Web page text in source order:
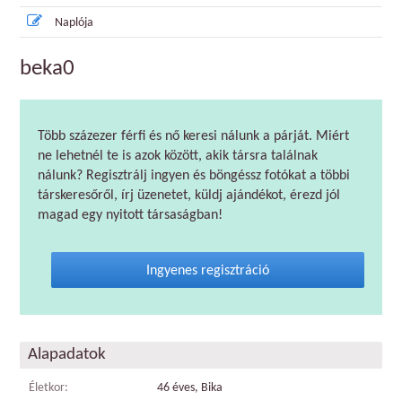
Naplója
beka0
Több százezer férfi és nő keresi nálunk a párját. Miért
ne lehetnél te is azok között, akik társra találnak
nálunk? Regisztrálj ingyen és böngéssz fotókat a többi
társkeresőről, írj üzenetet, küldj ajándékot, érezd jól
magad egy nyitott társaságban!
Ingyenes regisztráció
Alapadatok
Életkor: 46 éves, Bika